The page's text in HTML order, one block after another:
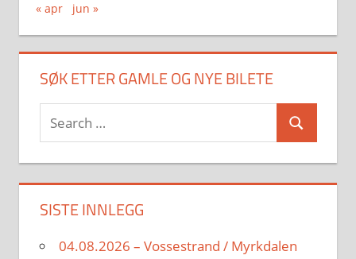
« apr
jun »
SØK ETTER GAMLE OG NYE BILETE
Search
for:
Search
SISTE INNLEGG
04.08.2026 – Vossestrand / Myrkdalen